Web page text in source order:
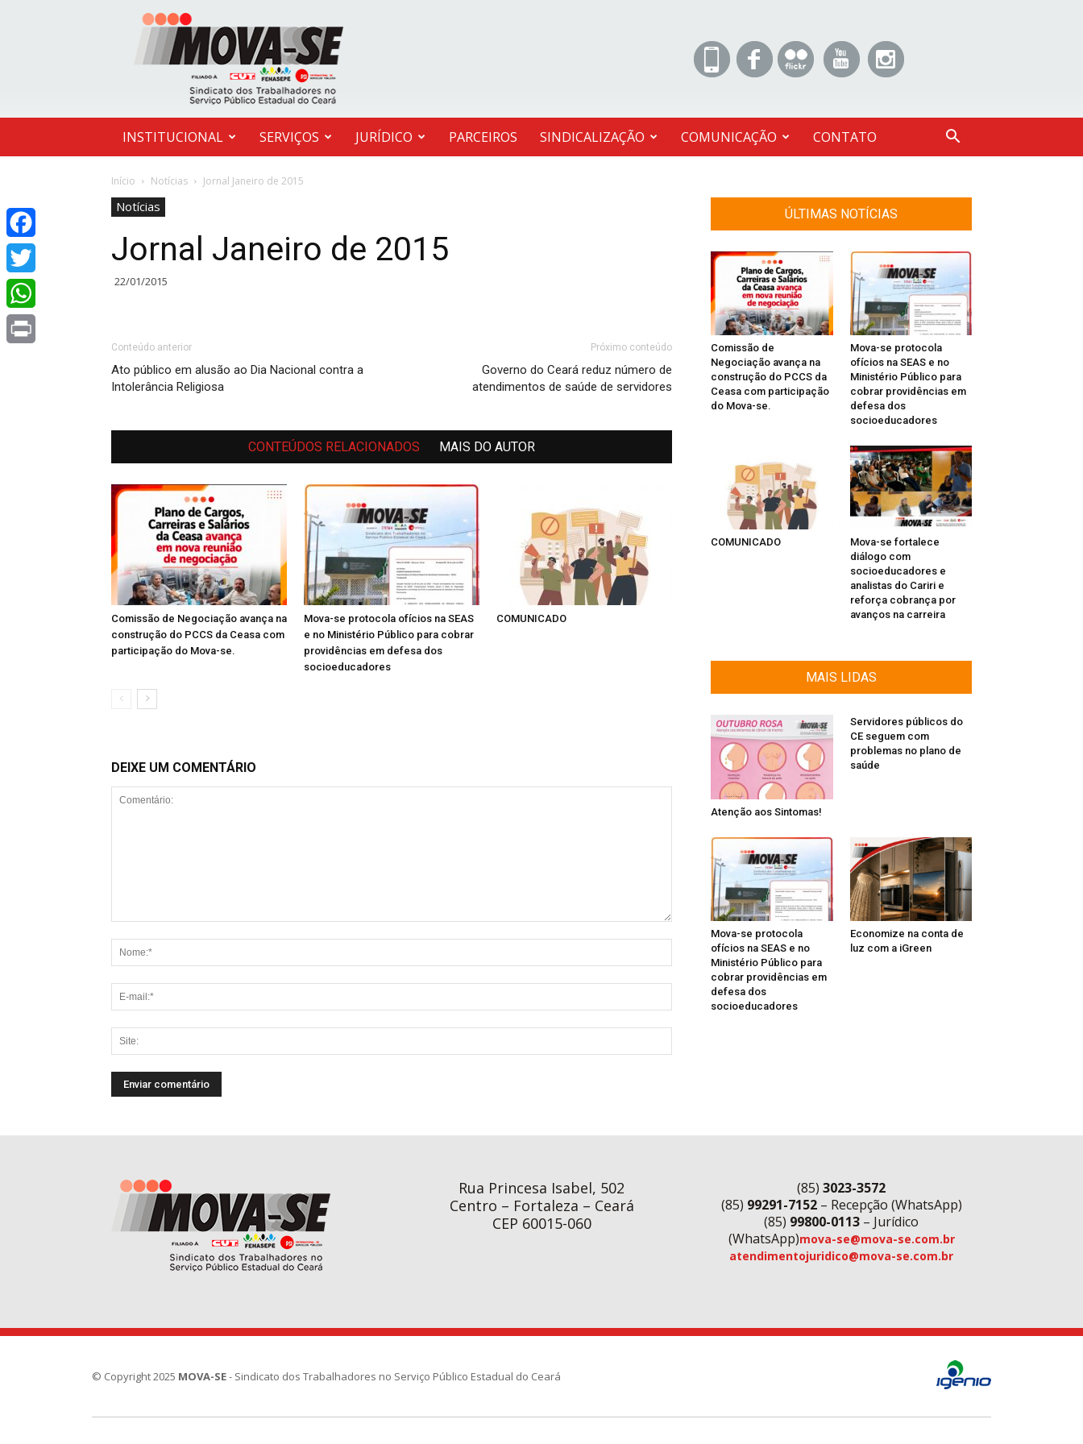
MOVA-
SE
INSTITUCIONAL SERVIÇOS JURÍDICO PARCEIROS SINDICALIZAÇÃO COMUNICAÇÃO CONTATO
Início Notícias Jornal Janeiro de 2015
Notícias
Jornal Janeiro de 2015
22/01/2015
Conteúdo anterior
Ato público em alusão ao Dia Nacional contra a
Intolerância Religiosa
Próximo conteúdo
Governo do Ceará reduz número de
atendimentos de saúde de servidores
CONTEÚDOS RELACIONADOS MAIS DO AUTOR
Comissão de Negociação avança na
construção do PCCS da Ceasa com
participação do Mova-se.
Mova-se protocola ofícios na SEAS
e no Ministério Público para cobrar
providências em defesa dos
socioeducadores
COMUNICADO
DEIXE UM COMENTÁRIO
ÚLTIMAS NOTÍCIAS
Comissão de
Negociação avança na
construção do PCCS da
Ceasa com participação
do Mova-se.
Mova-se protocola
ofícios na SEAS e no
Ministério Público para
cobrar providências em
defesa dos
socioeducadores
COMUNICADO
Mova-se fortalece
diálogo com
socioeducadores e
analistas do Cariri e
reforça cobrança por
avanços na carreira
MAIS LIDAS
Atenção aos Sintomas!
Servidores públicos do
CE seguem com
problemas no plano de
saúde
Mova-se protocola
ofícios na SEAS e no
Ministério Público para
cobrar providências em
defesa dos
socioeducadores
Economize na conta de
luz com a iGreen
Rua Princesa Isabel, 502
Centro – Fortaleza – Ceará
CEP 60015-060
(85) 3023-3572
(85) 99291-7152– Recepção (WhatsApp)
(85) 99800-0113 – Jurídico
(WhatsApp)mova-se@mova-se.com.br
atendimentojuridico@mova-se.com.br
© Copyright 2025 MOVA-SE- Sindicato dos Trabalhadores no Serviço Público Estadual do Ceará
Facebook
Twitter
WhatsApp